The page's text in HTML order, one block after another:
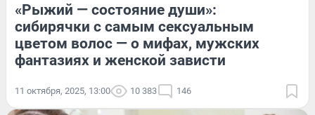
«Рыжий — состояние души»:
сибирячки с самым сексуальным
цветом волос — о мифах, мужских
фантазиях и женской зависти
11 октября, 2025, 13:00 10 383 146